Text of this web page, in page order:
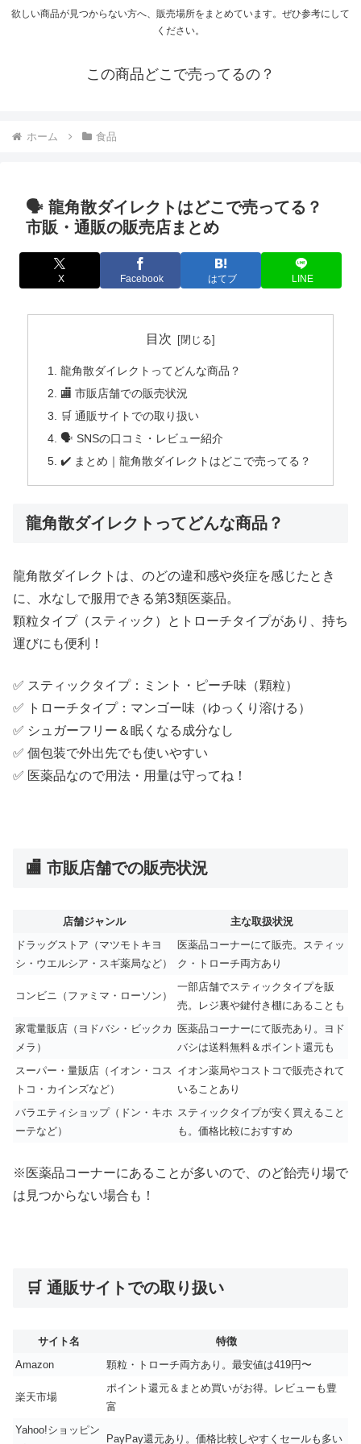
欲しい商品が見つからない方へ、販売場所をまとめています。ぜひ参考にして
ください。
この商品どこで売ってるの？
ホーム 食品
🗣️ 龍角散ダイレクトはどこで売ってる？
市販・通販の販売店まとめ
X Facebook はてブ LINE
目次
龍角散ダイレクトってどんな商品？
🏬 市販店舗での販売状況
🛒 通販サイトでの取り扱い
🗣️ SNSの口コミ・レビュー紹介
✔️ まとめ｜龍角散ダイレクトはどこで売ってる？
龍角散ダイレクトってどんな商品？
龍角散ダイレクトは、のどの違和感や炎症を感じたとき
に、水なしで服用できる第3類医薬品。
顆粒タイプ（スティック）とトローチタイプがあり、持ち
運びにも便利！
✅ スティックタイプ：ミント・ピーチ味（顆粒）
✅ トローチタイプ：マンゴー味（ゆっくり溶ける）
✅ シュガーフリー＆眠くなる成分なし
✅ 個包装で外出先でも使いやすい
✅ 医薬品なので用法・用量は守ってね！
🏬 市販店舗での販売状況
店舗ジャンル
主な取扱状況
ドラッグストア（マツモトキヨ
シ・ウエルシア・スギ薬局など）
医薬品コーナーにて販売。スティッ
ク・トローチ両方あり
コンビニ（ファミマ・ローソン）
一部店舗でスティックタイプを販
売。レジ裏や鍵付き棚にあることも
家電量販店（ヨドバシ・ビックカ
メラ）
医薬品コーナーにて販売あり。ヨド
バシは送料無料＆ポイント還元も
スーパー・量販店（イオン・コス
トコ・カインズなど）
イオン薬局やコストコで販売されて
いることあり
バラエティショップ（ドン・キホ
ーテなど）
スティックタイプが安く買えること
も。価格比較におすすめ
※医薬品コーナーにあることが多いので、のど飴売り場で
は見つからない場合も！
🛒 通販サイトでの取り扱い
サイト名
特徴
Amazon
顆粒・トローチ両方あり。最安値は419円〜
楽天市場
ポイント還元＆まとめ買いがお得。レビューも豊
富
Yahoo!ショッピン
PayPay還元あり。価格比較しやすくセールも多い